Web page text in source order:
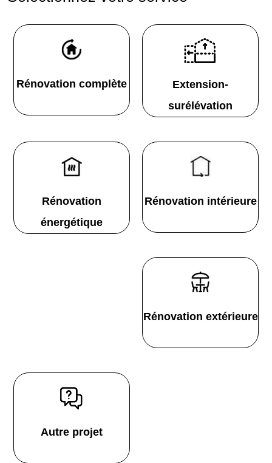
Rénovation complète
Extension-
surélévation
Rénovation
énergétique
Rénovation intérieure
Rénovation extérieure
Autre projet